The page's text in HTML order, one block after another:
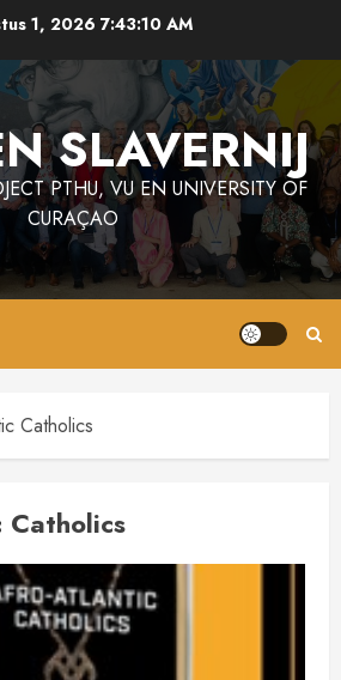
1, 2026 7:43:10 AM
SLAVERNIJ
PTHU, VU EN UNIVERSITY OF
CURAÇAO
Catholics